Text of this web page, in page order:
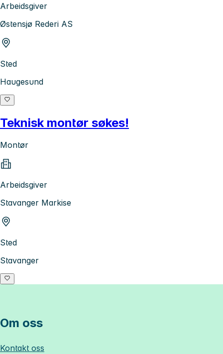
Arbeidsgiver
Østensjø Rederi AS
Sted
Haugesund
Teknisk montør søkes!
Montør
Arbeidsgiver
Stavanger Markise
Sted
Stavanger
Om oss
Kontakt oss